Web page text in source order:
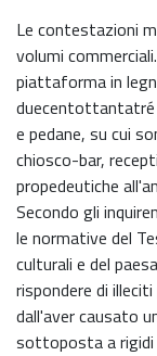
Le contestazioni
volumi
piattaforma in
duecentottantatré
e pedane, su cui
chiosco-bar,
propedeutiche
Secondo gli
le normative del
culturali e del
rispondere di
dall'aver causato
sottoposta a rigidi